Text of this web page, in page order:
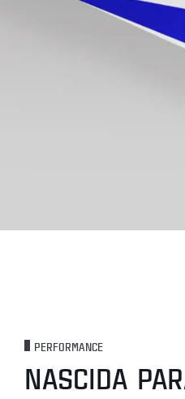
PERFORMANCE
NASCIDA